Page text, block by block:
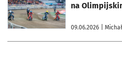
na
09.06.2026 |